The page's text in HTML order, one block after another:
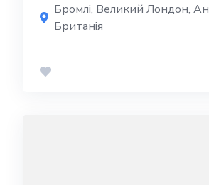
Бромлі, Великий Лондон,
Британія